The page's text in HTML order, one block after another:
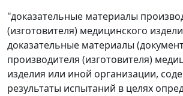
"доказательные материалы
(изготовителя) медицинского
доказательные материалы
производителя (изготовителя)
изделия или иной организации,
результаты испытаний в целях